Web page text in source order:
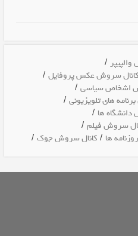
/
کانال سروش عکس پروفایل /
اشخاص سیاسی /
های تلویزیونی /
ها /
سروش فیلم /
ها /کانال سروش جوک /